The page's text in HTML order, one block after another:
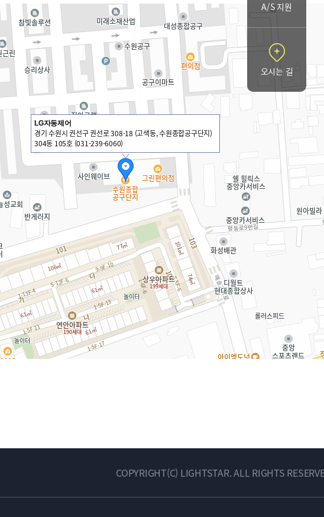
LG자동제어
경기 수원시 권선구 권선로 308-18 (고색동, 수원종합공구단지)
304동 105호 (031-239-6060)
COPYRIGHT(C) LIGHTSTAR. ALL RIGHTS
A/S 지원
오시는 길